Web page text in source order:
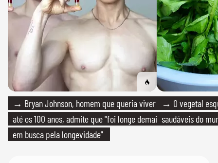
→ Bryan Johnson, homem que queria viver
até os 100 anos, admite que "foi longe demais
em busca pela longevidade"
→ O vegetal
saudáveis do